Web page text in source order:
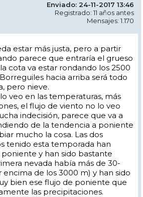
Enviado: 24-11-2017 13:46
Registrado: 11 años antes
Mensajes: 1.170
estar más justa, pero a partir
parece que entraría el grueso
cota va estar rondando los 2500
hacia arriba será todo
pero nieve.
veo en las temperaturas, más
el flujo de viento no lo veo
indecisión, parece que va a
de la tendencia a poniente
mucho la cosa. Las dos
tenido esta temporada han
y han sido bastante
nevada había más de 30-
de los 3000 m) y han sido
bien ese flujo de poniente que
las precipitaciones.